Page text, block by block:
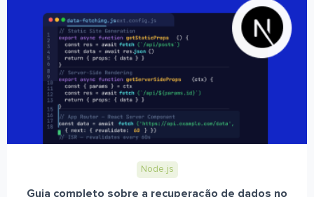
Node.js
Guia completo sobre a recuperação de dados no